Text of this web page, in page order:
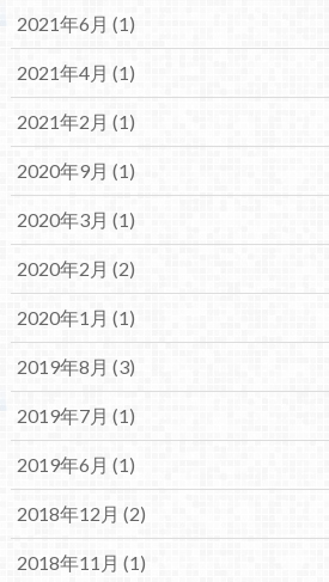
2021年6月 (1)
2021年4月 (1)
2021年2月 (1)
2020年9月 (1)
2020年3月 (1)
2020年2月 (2)
2020年1月 (1)
2019年8月 (3)
2019年7月 (1)
2019年6月 (1)
2018年12月 (2)
2018年11月 (1)